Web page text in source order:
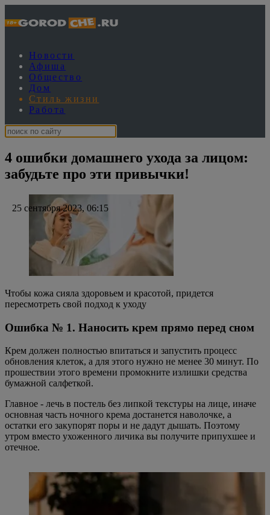
Новости
Афиша
Общество
Дом
Стиль жизни
Работа
4 ошибки домашнего ухода за лицом:
забудьте про эти привычки!
25 сентября 2023, 06:15
Чтобы кожа сияла здоровьем и красотой, придется
пересмотреть свой подход к уходу
Ошибка № 1. Наносить крем прямо перед сном
Крем должен полностью впитаться и запустить процесс
обновления клеток, а для этого нужно не менее 30 минут. По
прошествии этого времени промокните излишки средства
бумажной салфеткой.
Главное - лечь в постель без липкой текстуры на лице, иначе
основная часть ночного крема достанется наволочке, а
остатки его закупорят поры и не дадут дышать. Поэтому
утром вместо ухоженного личика вы получите припухшее и
отечное.